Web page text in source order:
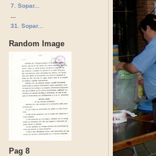
7. Sopar...
31. Sopar...
Random Image
Pag 8